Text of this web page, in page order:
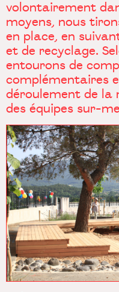
volontairement
moyens, nous
en place, en
et de recyclage.
entourons de
complémentaires
déroulement de la
des équipes sur-